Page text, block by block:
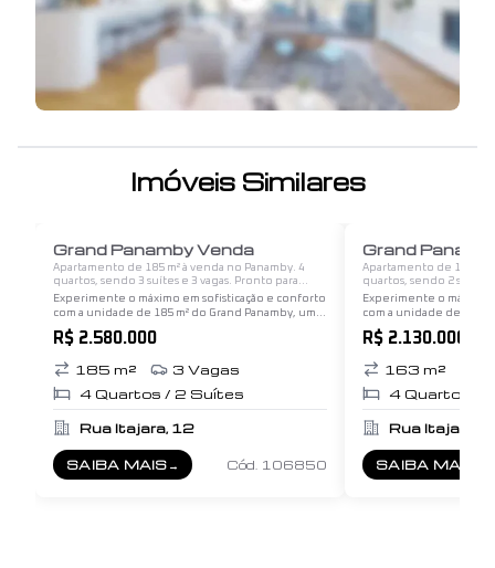
Imóveis Similares
Grand Panamby Venda
Apartamento de 185 m² à venda no Panamby. 4
quartos, sendo 3 suítes e 3 vagas. Pronto para
morar.
Experimente o máximo em sofisticação e conforto
com a unidade de 185 m² do Grand Panamby, um
empreendimento de alto padrão localizado em
um dos bairros mais prestigiados de São Paulo.
R$ 2.580.000
185 m² 3 Vagas
4Quartos / 2 Suítes
Rua Itajara, 12
SAIBA MAIS
SOBREGRAND PANAMBY VENDA
→ Cód. 106850
Grand
Apartamento de 163 m²
quartos, sendo 2 suítes
morar.
Experimente o máximo
com a unidade de 168
empreendimento de
um dos bairros mais
R$ 2.130.000
163 m²
4Quartos /
Rua Itajara,
SAIBA MAIS
SOBRE